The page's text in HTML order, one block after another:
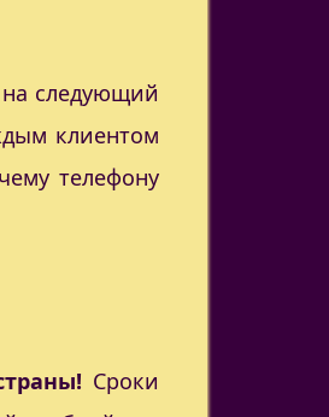
следующий
клиентом
телефону
Сроки